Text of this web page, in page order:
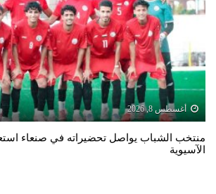
أغسطس 8, 2026
منتخب الشباب يواصل تحضيراته في صنعاء
الآسيوية